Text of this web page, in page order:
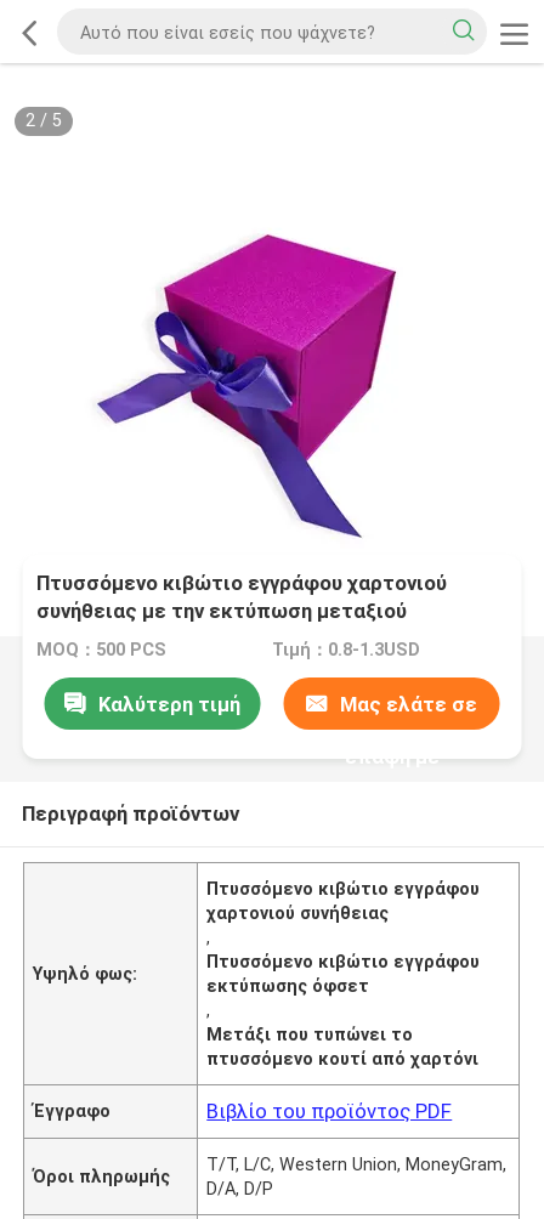
2/ 5
Πτυσσόμενο κιβώτιο εγγράφου χαρτονιού
συνήθειας με την εκτύπωση μεταξιού
εκτύπωσης όφσετ
MOQ：500 PCS Τιμή：0.8-1.3USD
Καλύτερη τιμή Μας ελάτε σε
επαφή με
Περιγραφή προϊόντων
Υψηλό φως:
Πτυσσόμενο κιβώτιο εγγράφου
χαρτονιού συνήθειας
,
Πτυσσόμενο κιβώτιο εγγράφου
εκτύπωσης όφσετ
,
Μετάξι που τυπώνει το
πτυσσόμενο κουτί από χαρτόνι
Έγγραφο Βιβλίο του προϊόντος PDF
Όροι πληρωμής
T/T, L/C, Western Union, MoneyGram,
D/A, D/P